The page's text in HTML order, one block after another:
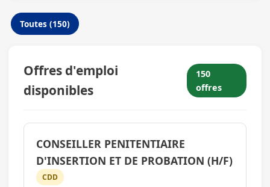
Toutes (150)
Offres d'emploi
disponibles
150
offres
CONSEILLER PENITENTIAIRE
D'INSERTION ET DE PROBATION (H/F)
CDD